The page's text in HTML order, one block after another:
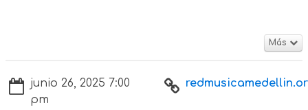
Más
junio 26, 2025 7:00
pm